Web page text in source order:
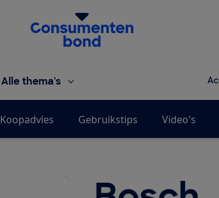
Homepage van de Consumentenbond
Alle thema's
Koopadvies Gebruikstips Video's